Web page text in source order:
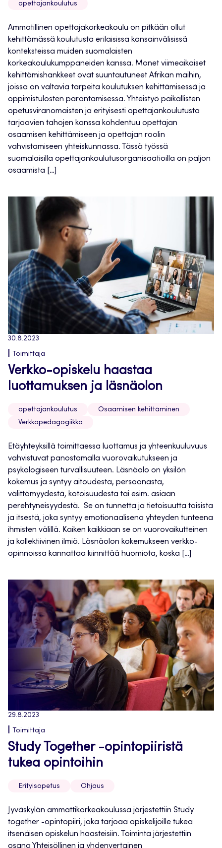
opettajankoulutus
Ammatillinen opettajakorkeakoulu on pitkään ollut
kehittämässä koulutusta erilaisissa kansainvälisissä
konteksteissa muiden suomalaisten
korkeakoulukumppaneiden kanssa. Monet viimeaikaiset
kehittämishankkeet ovat suuntautuneet Afrikan maihin,
joissa on valtavia tarpeita koulutuksen kehittämisessä ja
oppimistulosten parantamisessa. Yhteistyö paikallisten
opetusviranomaisten ja erityisesti opettajankoulutusta
tarjoavien tahojen kanssa kohdentuu opettajan
osaamisen kehittämiseen ja opettajan roolin
vahvistamiseen yhteiskunnassa. Tässä työssä
suomalaisilla opettajankoulutusorganisaatioilla on paljon
osaamista […]
30.8.2023
Toimittaja
Verkko-opiskelu haastaa
luottamuksen ja läsnäolon
opettajankoulutus
Osaamisen kehittäminen
Verkkopedagogiikka
Etäyhteyksillä toimittaessa luottamus ja yhteenkuuluvuus
vahvistuvat panostamalla vuorovaikutukseen ja
psykologiseen turvallisuuteen. Läsnäolo on yksilön
kokemus ja syntyy aitoudesta, persoonasta,
välittömyydestä, kotoisuudesta tai esim. asiaan
perehtyneisyydestä. Se on tunnetta ja tietoisuutta toisista
ja itsestä, joka syntyy emotionaalisena yhteyden tunteena
ihmisten välillä. Kaiken kaikkiaan se on vuorovaikutteinen
ja kollektiivinen ilmiö. Läsnäolon kokemukseen verkko-
opinnoissa kannattaa kiinnittää huomiota, koska […]
29.8.2023
Toimittaja
Study Together -opintopiiristä
tukea opintoihin
Erityisopetus Ohjaus
Jyväskylän ammattikorkeakoulussa järjestettiin Study
together -opintopiiri, joka tarjoaa opiskelijoille tukea
itsenäisen opiskelun haasteisiin. Toiminta järjestettiin
osana Yhteisöllinen ja yhdenvertainen